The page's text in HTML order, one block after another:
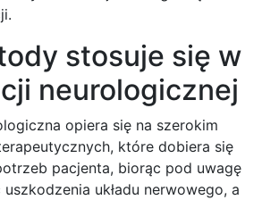
stosuje się w
neurologicznej
opiera się na szerokim
które dobiera się
pacjenta, biorąc pod uwagę
układu nerwowego, a